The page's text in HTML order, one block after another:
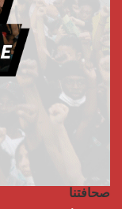
صحافتنا